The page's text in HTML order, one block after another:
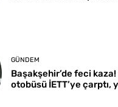
GÜNDEM
Başakşehir’de feci
otobüsü İETT’ye çarptı,